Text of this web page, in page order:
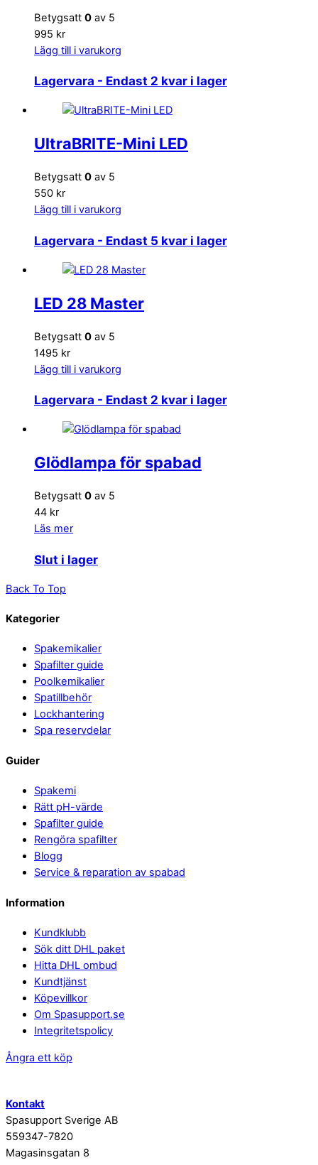
Betygsatt 0 av 5
995 kr
Lägg till i varukorg
Lagervara - Endast 2 kvar i lager
UltraBRITE-Mini LED
Betygsatt 0 av 5
550 kr
Lägg till i varukorg
Lagervara - Endast 5 kvar i lager
LED 28 Master
Betygsatt 0 av 5
1495 kr
Lägg till i varukorg
Lagervara - Endast 2 kvar i lager
Glödlampa för spabad
Betygsatt 0 av 5
44 kr
Läs mer
Slut i lager
Back To Top
Kategorier
Spakemikalier
Spafilter guide
Poolkemikalier
Spatillbehör
Lockhantering
Spa reservdelar
Guider
Spakemi
Rätt pH-värde
Spafilter guide
Rengöra spafilter
Blogg
Service & reparation av spabad
Information
Kundklubb
Sök ditt DHL paket
Hitta DHL ombud
Kundtjänst
Köpevillkor
Om Spasupport.se
Integritetspolicy
Ångra ett köp
Kontakt
Spasupport Sverige AB
559347-7820
Magasinsgatan 8